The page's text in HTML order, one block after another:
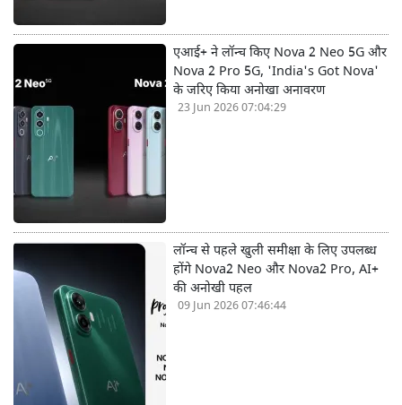
एआई+ ने लॉन्च किए Nova 2 Neo 5G और
Nova 2 Pro 5G, 'India's Got Nova'
के जरिए किया अनोखा अनावरण
23 Jun 2026 07:04:29
लॉन्च से पहले खुली समीक्षा के लिए उपलब्ध
होंगे Nova2 Neo और Nova2 Pro, AI+
की अनोखी पहल
09 Jun 2026 07:46:44